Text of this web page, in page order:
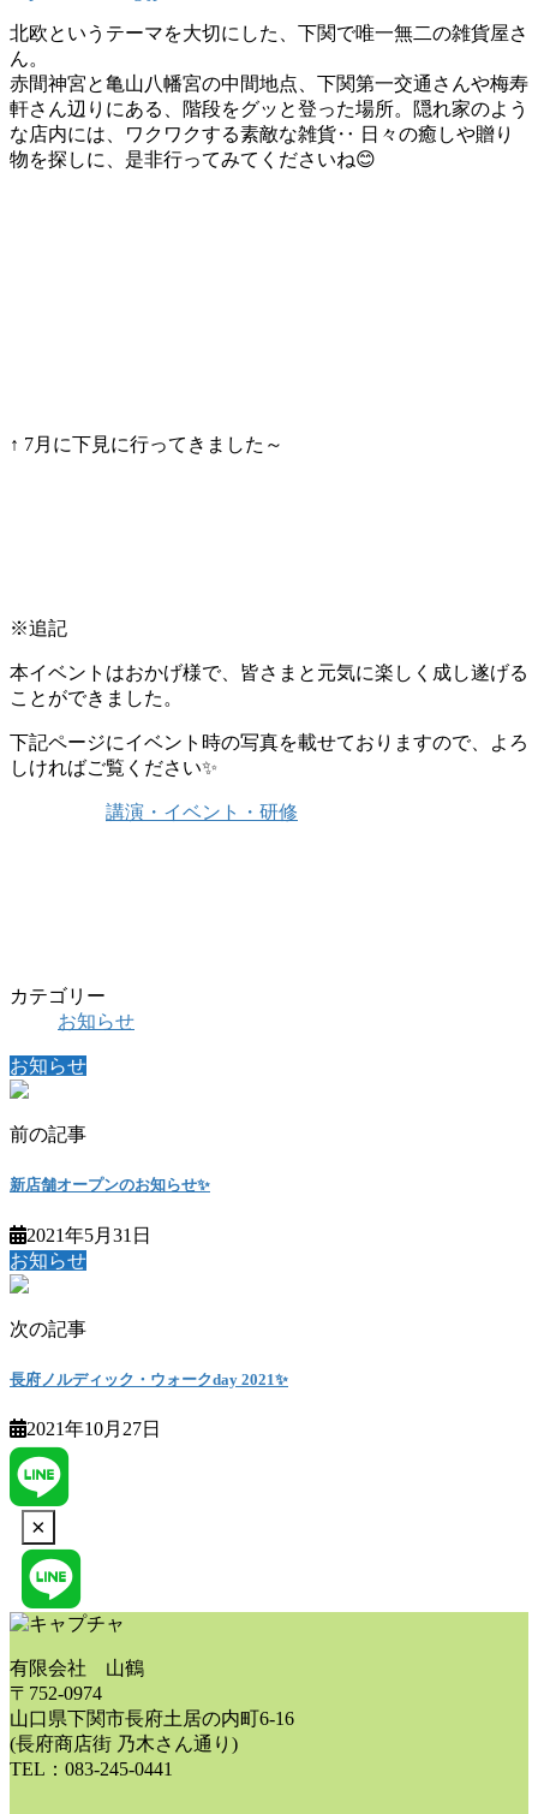
北欧というテーマを大切にした、下関で唯一無二の雑貨屋さ
ん。
赤間神宮と亀山八幡宮の中間地点、下関第一交通さんや梅寿
軒さん辺りにある、階段をグッと登った場所。隠れ家のよう
な店内には、ワクワクする素敵な雑貨‥ 日々の癒しや贈り
物を探しに、是非行ってみてくださいね😊
↑ 7月に下見に行ってきました～
※追記
本イベントはおかげ様で、皆さまと元気に楽しく成し遂げる
ことができました。
下記ページにイベント時の写真を載せておりますので、よろ
しければご覧ください✨
講演・イベント・研修
カテゴリー
お知らせ
お知らせ
前の記事
新店舗オープンのお知らせ✨
2021年5月31日
お知らせ
次の記事
長府ノルディック・ウォークday 2021✨
2021年10月27日
ア
イ
コ
リ
ク
×
to
hide
this
fixed
display
element
ア
イ
コ
ン
リ
ン
ク
有限会社 山鶴
〒752-0974
山口県下関市長府土居の内町6-16
(長府商店街 乃木さん通り)
TEL：083-245-0441